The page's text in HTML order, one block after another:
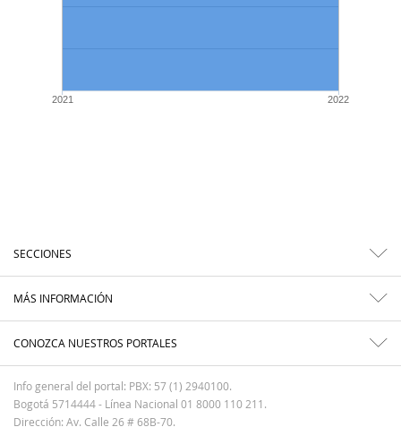
2021 2022
SECCIONES
MÁS INFORMACIÓN
CONOZCA NUESTROS PORTALES
Info general del portal: PBX: 57 (1) 2940100.
Bogotá 5714444 - Línea Nacional 01 8000 110 211.
Dirección: Av. Calle 26 # 68B-70.